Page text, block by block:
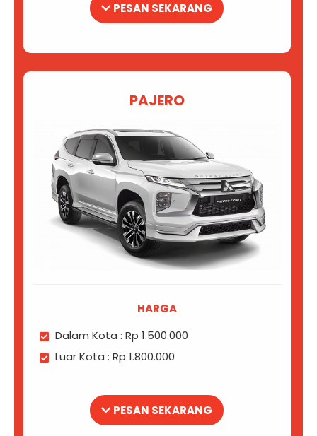
PESAN SEKARANG
PAJERO
HARGA
Dalam Kota : Rp 1.500.000
Luar Kota : Rp 1.800.000
PESAN SEKARANG